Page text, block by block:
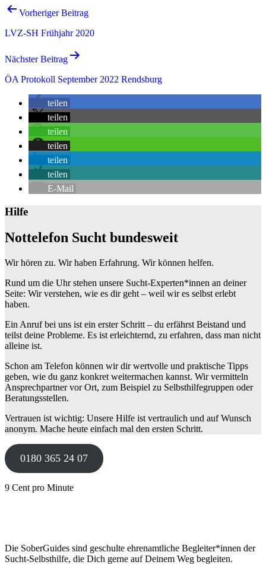
Beitrags-
Vorheriger Beitrag
LVZ-SH Frühjahr 2020
Nächster Beitrag
ÖA Protokoll September 2022 Rendsburg
teilen
teilen
teilen
teilen
teilen
teilen
E-Mail
Hilfe
Nottelefon Sucht bundesweit
Wir hören zu. Wir haben Erfahrung. Wir können helfen.
Rund um die Uhr stehen unsere Sucht-Experten*innen an deiner
Seite: Wir verstehen, wie es dir geht – weil wir es selbst erlebt
haben.
Ein Anruf bei uns ist ein erster Schritt – du erfährst Beistand und
teilst deine Probleme. Es ist erleichternd, zu erfahren, dass man nicht
alleine ist.
Schon am Telefon können wir dir wertvolle und praktische Tipps
geben, wie du ganz konkret weitermachen kannst. Wir vermitteln
Ansprechpartner vor Ort, zum Beispiel zu Selbsthilfegruppen oder
Beratungsstellen.
Vertrauen ist wichtig: Unsere Hilfe ist vertraulich und auf Wunsch
anonym. Mache heute einfach mal den ersten Schritt.
0180 365 24 07
9 Cent pro Minute
Die SoberGuides sind geschulte ehrenamtliche Begleiter*innen der
Sucht-Selbsthilfe, die Dich gerne auf Deinem Weg begleiten.